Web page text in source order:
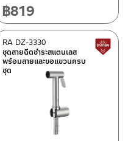
฿819
Best Seller สินค้าขายดี
สินค้าปรับราคาลดลง
ชุดสายฉีดชำระสแตนเลส
พร้อมสายและขอแขวนครบ
ชุด
RA DZ-3330